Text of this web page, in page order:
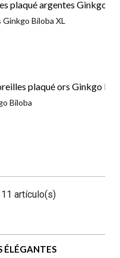
Biloba XL
Biloba
artículo(s)
ÉLÉGANTES